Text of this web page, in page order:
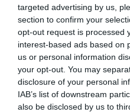
targeted advertising by us,
section to confirm your
opt-out request is processed
interest-based ads based on
us or personal information
your opt-out. You may
disclosure of your personal
IAB’s list of downstream
also be disclosed by us to
TÚL SOK CUKKINI TERMETT?
A TERMINATOR